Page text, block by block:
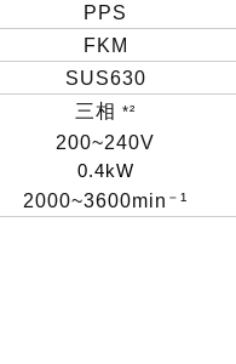
PPS
FKM
SUS630
三相 *²
200~240V
0.4kW
2000~3600min ⁻¹